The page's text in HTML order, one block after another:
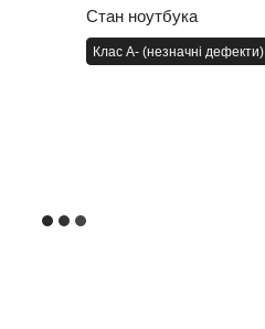
Стан ноутбука
Клас A- (незначні дефекти)